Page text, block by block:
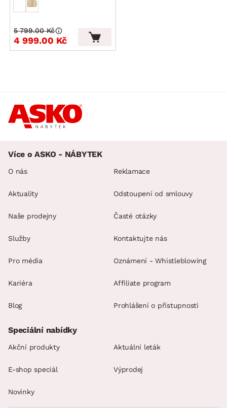
4 999.00 Kč
5 799.00 Kč
Více o ASKO - NÁBYTEK
O nás
Aktuality
Naše prodejny
Služby
Pro média
Kariéra
Blog
Reklamace
Odstoupení od smlouvy
Časté otázky
Kontaktujte nás
Oznámení - Whistleblowing
Affiliate program
Prohlášení o přístupnosti
Speciální nabídky
Akční produkty Aktuální leták
E-shop speciál Výprodej
Novinky